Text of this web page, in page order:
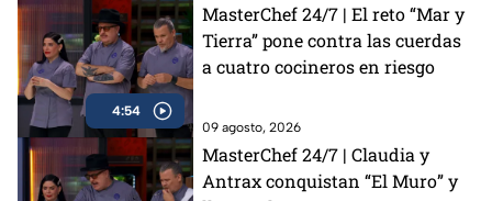
4:54
MasterChef 24/7 | El reto “Mar y
Tierra” pone contra las cuerdas
a cuatro cocineros en riesgo
09 agosto, 2026
MasterChef 24/7 | Claudia y
Antrax conquistan “El Muro” y